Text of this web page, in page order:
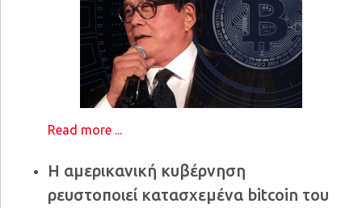
Read more ...
Η αμερικανική κυβέρνηση
ρευστοποιεί κατασχεμένα bitcoin του